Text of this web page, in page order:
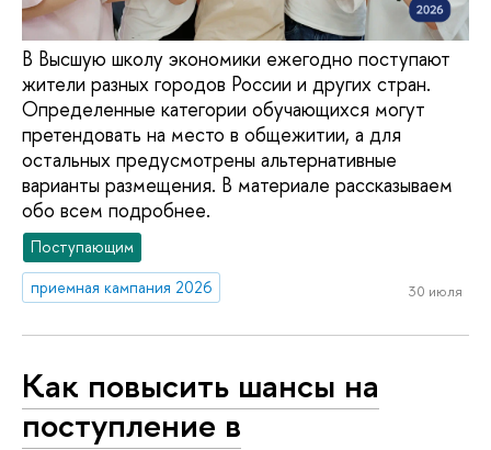
В Высшую школу экономики ежегодно поступают
жители разных городов России и других стран.
Определенные категории обучающихся могут
претендовать на место в общежитии, а для
остальных предусмотрены альтернативные
варианты размещения. В материале рассказываем
обо всем подробнее.
Поступающим
приемная кампания 2026
30 июля
Как повысить шансы на
поступление в